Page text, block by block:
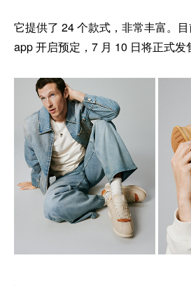
它提供了 24 个款式，非常丰富。
app 开启预定，7 月 10 日将正式发